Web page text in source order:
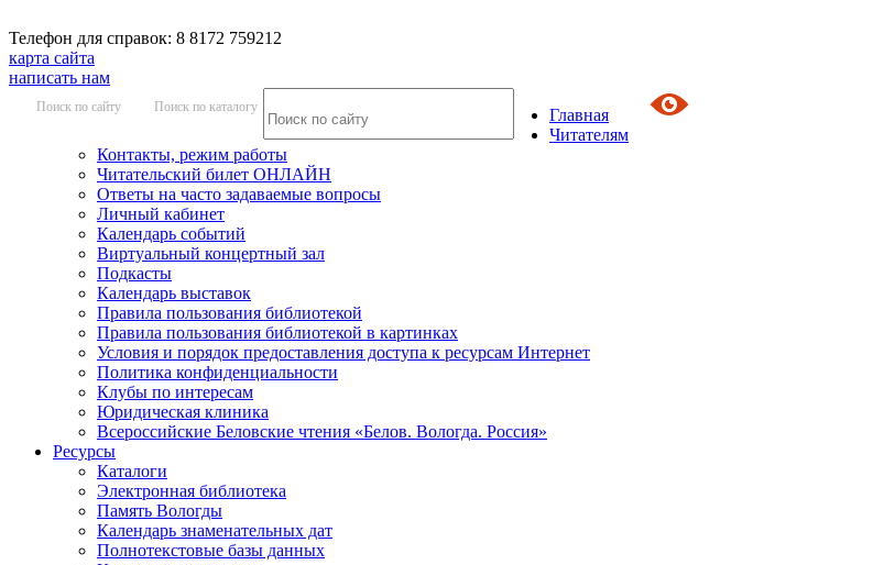
Телефон для справок: 8 8172 759212
карта сайта
написать нам
Поиск по сайту Поиск по каталогу
Главная
Читателям
Контакты, режим работы
Читательский билет ОНЛАЙН
Ответы на часто задаваемые вопросы
Личный кабинет
Календарь событий
Виртуальный концертный зал
Подкасты
Календарь выставок
Правила пользования библиотекой
Правила пользования библиотекой в картинках
Условия и порядок предоставления доступа к ресурсам Интернет
Политика конфиденциальности
Клубы по интересам
Юридическая клиника
Всероссийские Беловские чтения «Белов. Вологда. Россия»
Ресурсы
Каталоги
Электронная библиотека
Память Вологды
Календарь знаменательных дат
Полнотекстовые базы данных